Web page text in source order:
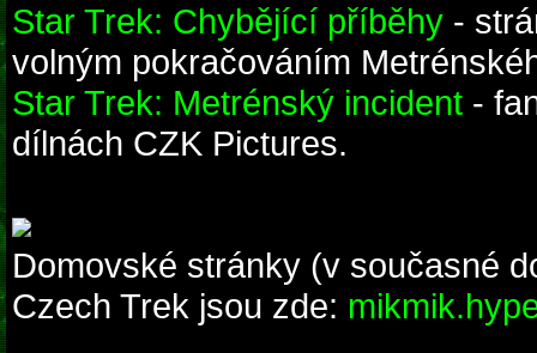
Star Trek: Chybějící příběhy -
volným pokračováním
Star Trek: Metrénský incident -
dílnách CZK Pictures.
Domovské stránky (v současné
Czech Trek jsou zde: